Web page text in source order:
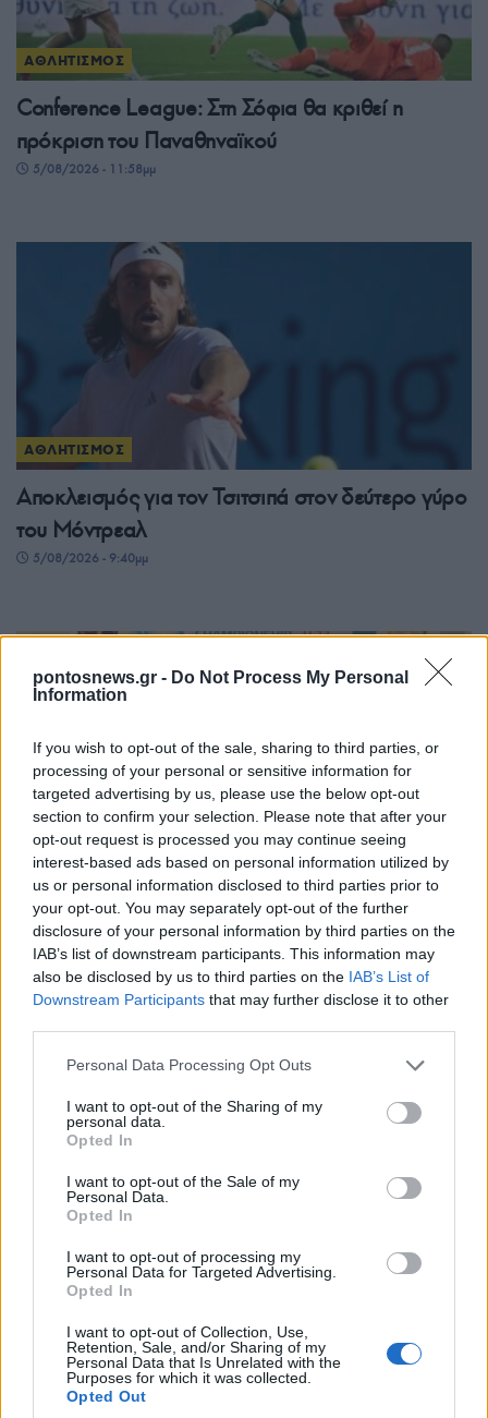
pontosnews.gr - Do Not Process My Personal
Information
If you wish to opt-out of the sale, sharing to third parties, or
processing of your personal or sensitive information for
targeted advertising by us, please use the below opt-out
section to confirm your selection. Please note that after your
opt-out request is processed you may continue seeing
interest-based ads based on personal information utilized by
us or personal information disclosed to third parties prior to
your opt-out. You may separately opt-out of the further
disclosure of your personal information by third parties on the
IAB’s list of downstream participants. This information may
also be disclosed by us to third parties on the IAB’s List of
Downstream Participants that may further disclose it to other
Please note that this website/app uses one or more Google
not limited to your visit or usage behaviour. You may click to
grant or deny consent to Google and its third-party tags to
use your data for below specified purposes in below Google
consent section.
Personal Data Processing Opt Outs
I want to opt-out of the Sharing of my
personal data.
Opted In
I want to opt-out of the Sale of my
Personal Data.
Opted In
I want to opt-out of processing my
Personal Data for Targeted Advertising.
Opted In
I want to opt-out of Collection, Use,
Retention, Sale, and/or Sharing of my
Personal Data that Is Unrelated with the
Purposes for which it was collected.
Opted Out
ΑΘΛΗΤΙΣΜΟΣ
Conference League: Στη Σόφια θα κριθεί η
πρόκριση του Παναθηναϊκού
5/08/2026 - 11:58μμ
ΑΘΛΗΤΙΣΜΟΣ
Αποκλεισμός για τον Τσιτσιπά στον δεύτερο γύρο
του Μόντρεαλ
5/08/2026 - 9:40μμ
ΑΘΛΗΤΙΣΜΟΣ
Ευρωπαϊκό πρωτάθλημα σκοποβολής Κ23: Τρία
μετάλλια για την Ελλάδα
5/08/2026 - 8:43μμ
ΑΘΛΗΤΙΣΜΟΣ
Champions League: «Κόλλησε» στο 0-0 με τη
Ναϊμέγκεν ο Ολυμπιακός
4/08/2026 - 11:01μμ